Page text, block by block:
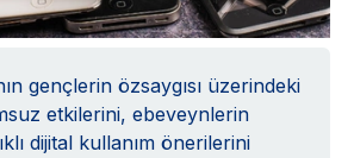
gençlerin özsaygısı üzerindeki
etkilerini, ebeveynlerin
dijital kullanım önerilerini